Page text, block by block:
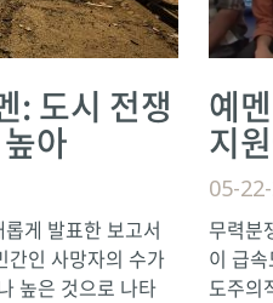
: 도시 전쟁
아
게 발표한 보고서
간인 사망자의 수가
높은 것으로 나타
예
지
05-
무력분
이 급
도주의